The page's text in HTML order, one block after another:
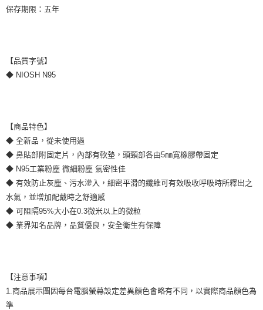
保存期限：五年
【品質字號】
◆ NIOSH N95
【商品特色】
◆ 全新品，從未使用過
◆ 鼻貼部附固定片，內部有軟墊，頭頸部各由5㎜寬橡膠帶固定
◆ N95工業粉塵 微細粉塵 氣密性佳
◆ 有效防止灰塵、污水滲入，細密平滑的纖維可有效吸收呼吸時所釋出之
水氣，並增加配戴時之舒適感
◆ 可阻隔95%大小在0.3微米以上的微粒
◆ 業界知名品牌，品質優良，安全衛生有保障
【注意事項】
1.商品展示圖因每台電腦螢幕設定差異顏色會略有不同，以實際商品顏色為
準